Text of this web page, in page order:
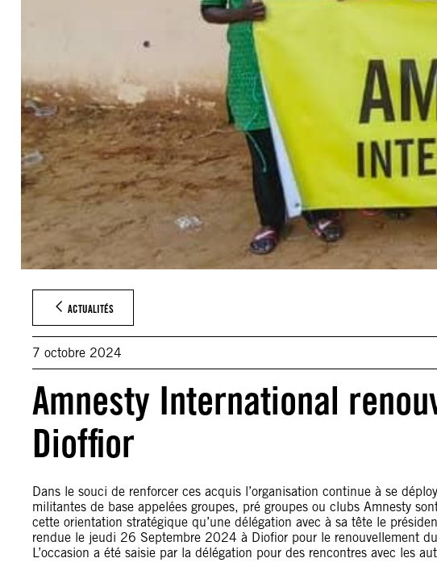
ACTUALITÉS
7 octobre 2024
Amnesty International
Dioffior
Dans le souci de renforcer ces acquis l’organisation continue à se
militantes de base appelées groupes, pré groupes ou clubs Amnesty
cette orientation stratégique qu’une délégation avec à sa tête le
rendue le jeudi 26 Septembre 2024 à Diofior pour le renouvellement
L’occasion a été saisie par la délégation pour des rencontres avec les